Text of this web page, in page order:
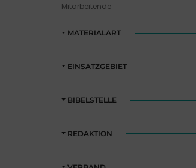
Mitarbeitende
MATERIALART
EINSATZGEBIET
BIBELSTELLE
REDAKTION